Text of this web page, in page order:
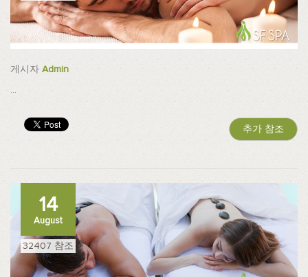
게시자 Admin
...
추가 참조
14
August
32407 참조